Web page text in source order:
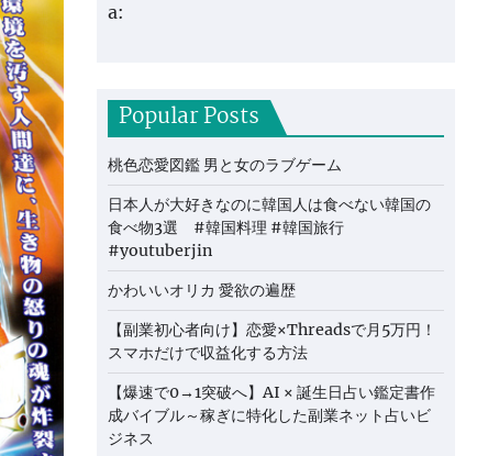
a:
Popular Posts
桃色恋愛図鑑 男と女のラブゲーム
日本人が大好きなのに韓国人は食べない韓国の
食べ物3選 #韓国料理 #韓国旅行
#youtuberjin
かわいいオリカ 愛欲の遍歴
【副業初心者向け】恋愛×Threadsで月5万円！
スマホだけで収益化する方法
【爆速で0→1突破へ】AI × 誕生日占い鑑定書作
成バイブル～稼ぎに特化した副業ネット占いビ
ジネス